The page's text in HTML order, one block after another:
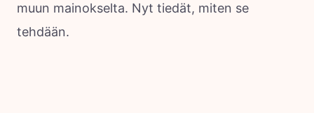
muun mainokselta. Nyt tiedät, miten se
tehdään.